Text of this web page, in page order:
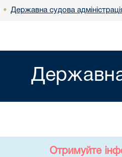
• Державна судова
Державна
Отримуйте